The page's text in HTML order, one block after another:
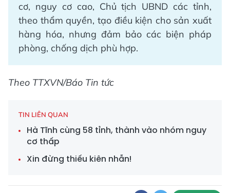
cơ, nguy cơ cao, Chủ tịch UBND các tỉnh,
theo thẩm quyền, tạo điều kiện cho sản xuất
hàng hóa, nhưng đảm bảo các biện pháp
phòng, chống dịch phù hợp.
Theo TTXVN/Báo Tin tức
TIN LIÊN QUAN
Hà Tĩnh cùng 58 tỉnh, thành vào nhóm nguy
cơ thấp
Xin đừng thiếu kiên nhẫn!